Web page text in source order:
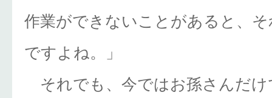
作業ができないことがあると、
ですよね。」
それでも、今ではお孫さんだけ